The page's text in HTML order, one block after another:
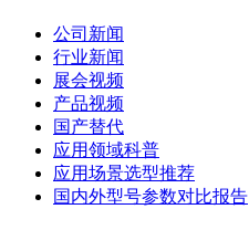
公司新闻
行业新闻
展会视频
产品视频
国产替代
应用领域科普
应用场景选型推荐
国内外型号参数对比报告